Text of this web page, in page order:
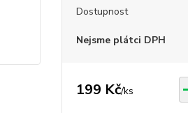
Dostupnost
Nejsme plátci DPH
199 Kč/ks